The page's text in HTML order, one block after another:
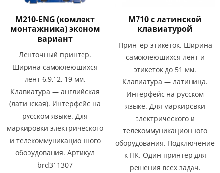
M210-ENG (комлект
монтажника) эконом
вариант
Ленточный принтер.
Ширина самоклеющихся
лент 6,9,12, 19 мм.
Клавиатура — английская
(латинская). Интерфейс на
русском языке. Для
маркировки электрического
и телекоммуникационного
оборудования. Артикул
brd311307
M710 с латинской
клавиатурой
Принтер этикеток. Ширина
самоклеющихся лент и
этикеток до 51 мм.
Клавиатура — латиница.
Интерфейс на русском
языке. Для маркировки
электрического и
телекоммуникационного
оборудования. Подключение
к ПК. Один принтер для
решения всех задач.